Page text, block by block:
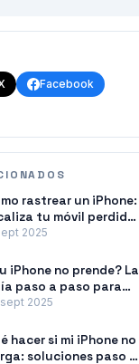
Facebook
rastrear un iPhone:
tu móvil perdido
2025
iPhone no prende? La
paso a paso para
2025
hacer si mi iPhone no
soluciones paso a